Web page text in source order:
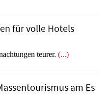
für volle Hotels
teurer. (...)
am Es